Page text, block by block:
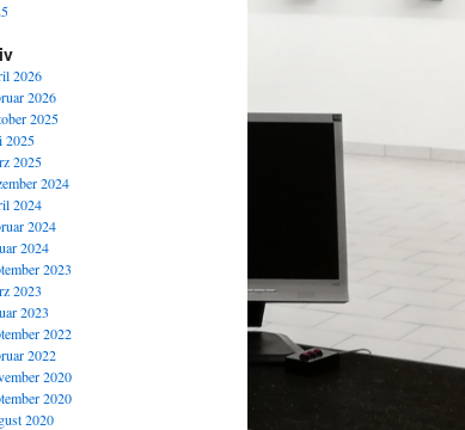
2026
2026
2025
2025
2025
2024
2024
2024
2024
2023
2023
2023
2022
2022
2020
2020
2020